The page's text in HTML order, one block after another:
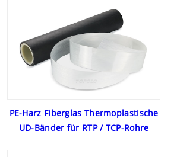
PE-Harz Fiberglas Thermoplastische
UD-Bänder für RTP / TCP-Rohre